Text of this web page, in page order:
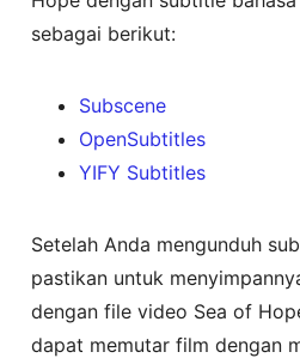
sebagai berikut:
Subscene
OpenSubtitles
YIFY Subtitles
Setelah Anda mengunduh
pastikan untuk
dengan file video Sea of
dapat memutar film dengan